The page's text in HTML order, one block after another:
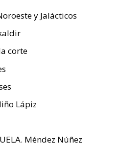
y Jalácticos
corte
Lápiz
Méndez Núñez